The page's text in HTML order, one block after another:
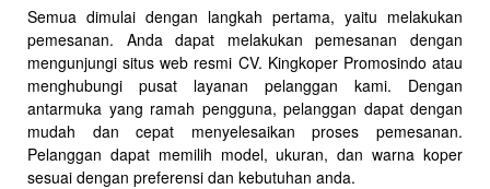
Semua dimulai dengan langkah pertama, yaitu melakukan
pemesanan. Anda dapat melakukan pemesanan dengan
mengunjungi situs web resmi CV. Kingkoper Promosindo atau
menghubungi pusat layanan pelanggan kami. Dengan
antarmuka yang ramah pengguna, pelanggan dapat dengan
mudah dan cepat menyelesaikan proses pemesanan.
Pelanggan dapat memilih model, ukuran, dan warna koper
sesuai dengan preferensi dan kebutuhan anda.